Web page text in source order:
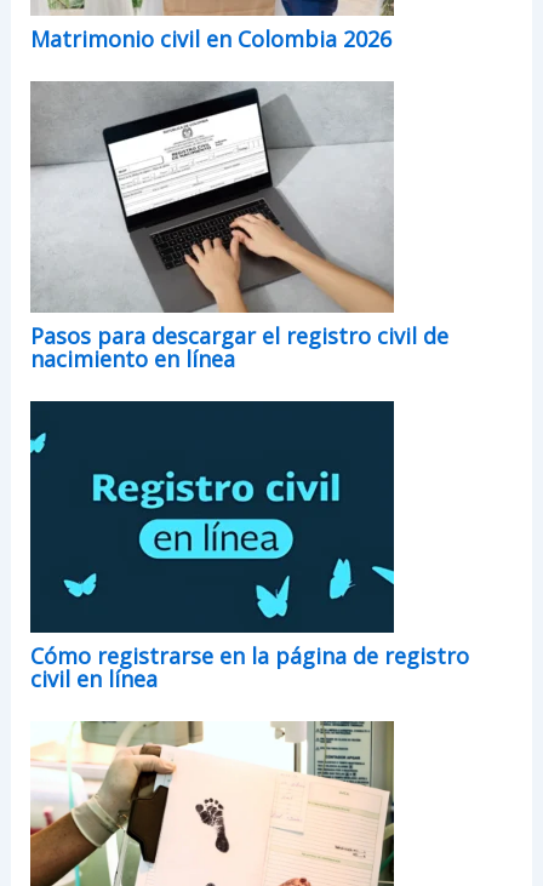
Matrimonio civil en Colombia 2026
Pasos para descargar el registro civil de
nacimiento en línea
Cómo registrarse en la página de registro
civil en línea